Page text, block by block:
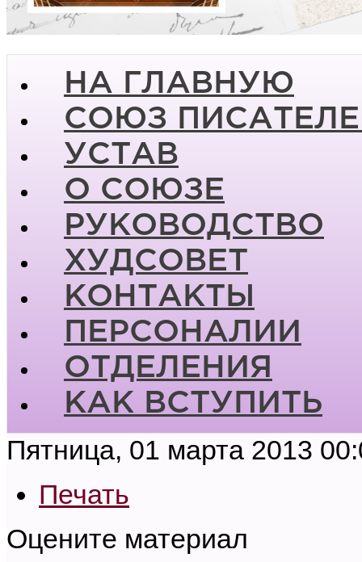
НА ГЛАВНУЮ
СОЮЗ
УСТАВ
О СОЮЗЕ
РУКОВОДСТВО
ХУДСОВЕТ
КОНТАКТЫ
ПЕРСОНАЛИИ
ОТДЕЛЕНИЯ
КАК ВСТУПИТЬ
Пятница, 01 марта 2013
Печать
Оцените материал